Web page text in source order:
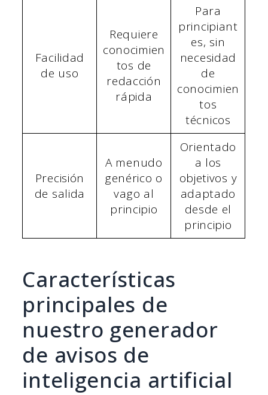
Facilidad
de uso
Requiere
conocimien
tos de
redacción
rápida
Para
principiant
es, sin
necesidad
de
conocimien
tos
técnicos
Precisión
de salida
A menudo
genérico o
vago al
principio
Orientado
a los
objetivos y
adaptado
desde el
principio
Características
principales de
nuestro generador
de avisos de
inteligencia artificial